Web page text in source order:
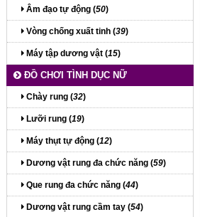
Âm đạo tự động (50)
Vòng chống xuất tinh (39)
Máy tập dương vật (15)
ĐỒ CHƠI TÌNH DỤC NỮ
Chày rung (32)
Lưỡi rung (19)
Máy thụt tự động (12)
Dương vật rung đa chức năng (59)
Que rung đa chức năng (44)
Dương vật rung cầm tay (54)